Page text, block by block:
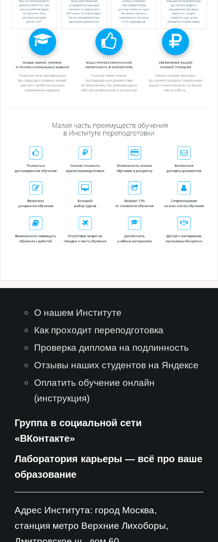
О нашем Институте
Как проходит переподготовка
Проверка диплома на подлинность
Отзывы наших студентов на Яндексе
Оплатить обучение онлайн
(инструкция)
Группа в социальной сети
«ВКонтакте»
Лаборатория карьеры — всё про ваше
образование
Адрес Института: город Москва,
станция метро Верхние Лихоборы,